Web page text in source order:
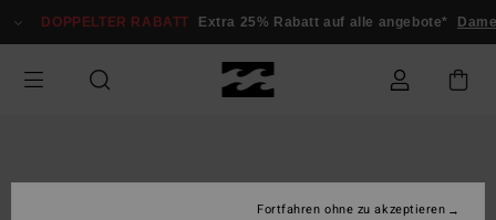
zur
springen
DOPPELTER RABATT Extra 25% Rabatt auf alle angebote*
Fortfahren ohne zu akzeptieren